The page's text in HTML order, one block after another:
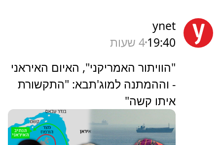
ynet
19:404 שעות
"הוויתור האמריקני", האיום האיראני
- וההמתנה למוג'תבא: "התקשורת
איתו קשה"